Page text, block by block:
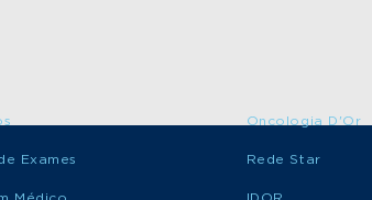
Exames
Oncologia D'Or
Rede Star